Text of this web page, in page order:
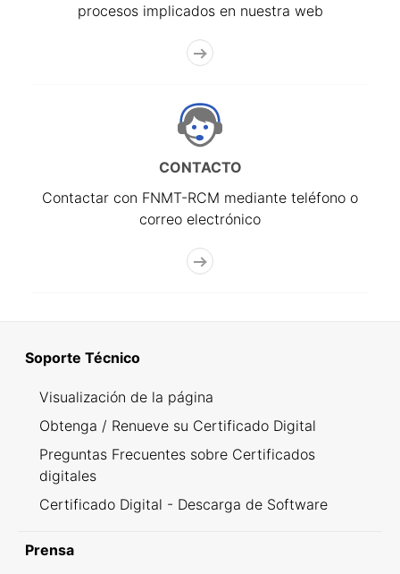
procesos implicados en nuestra web
CONTACTO
Contactar con FNMT-RCM mediante teléfono o
correo electrónico
Soporte Técnico
Visualización de la página
Obtenga / Renueve su Certificado Digital
Preguntas Frecuentes sobre Certificados
digitales
Certificado Digital - Descarga de Software
Prensa